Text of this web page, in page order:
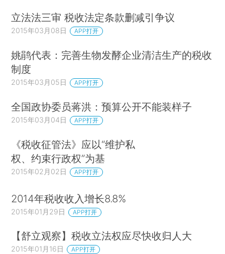
立法法三审 税收法定条款删减引争议
2015年03月08日 APP打开
姚鹃代表：完善生物发酵企业清洁生产的税收
制度
2015年03月05日 APP打开
全国政协委员蒋洪：预算公开不能装样子
2015年03月04日 APP打开
《税收征管法》应以“维护私
权、约束行政权”为基
2015年02月02日 APP打开
2014年税收收入增长8.8%
2015年01月29日 APP打开
【舒立观察】税收立法权应尽快收归人大
2015年01月16日 APP打开